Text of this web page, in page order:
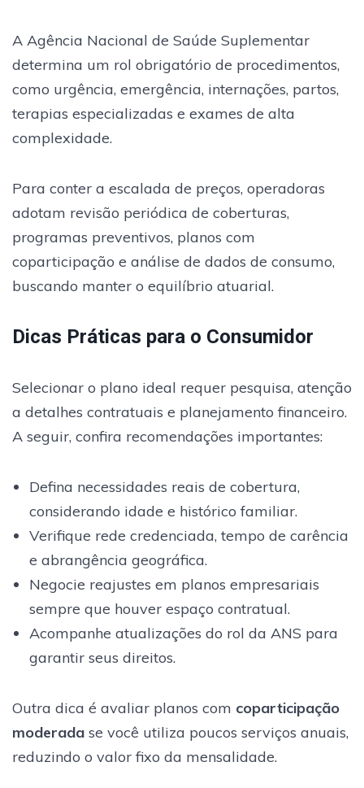
A Agência Nacional de Saúde Suplementar
determina um rol obrigatório de procedimentos,
como urgência, emergência, internações, partos,
terapias especializadas e exames de alta
complexidade.
Para conter a escalada de preços, operadoras
adotam revisão periódica de coberturas,
programas preventivos, planos com
coparticipação e análise de dados de consumo,
buscando manter o equilíbrio atuarial.
Dicas Práticas para o Consumidor
Selecionar o plano ideal requer pesquisa, atenção
a detalhes contratuais e planejamento financeiro.
A seguir, confira recomendações importantes:
Defina necessidades reais de cobertura,
considerando idade e histórico familiar.
Verifique rede credenciada, tempo de carência
e abrangência geográfica.
Negocie reajustes em planos empresariais
sempre que houver espaço contratual.
Acompanhe atualizações do rol da ANS para
garantir seus direitos.
Outra dica é avaliar planos com coparticipação
moderada se você utiliza poucos serviços anuais,
reduzindo o valor fixo da mensalidade.